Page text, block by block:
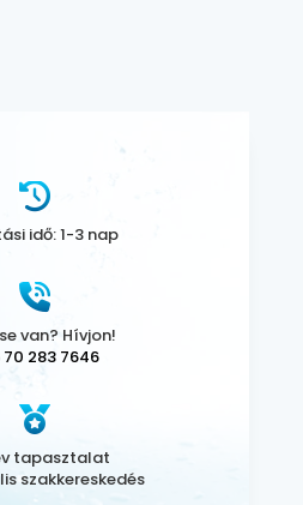
idő: 1-3 nap
van? Hívjon!
70 283 7646
tapasztalat
szakkereskedés